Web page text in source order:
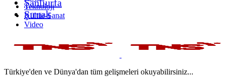
Şanlıurfa
Şırnak
Teknoloji
Kültür-Sanat
Video
Türkiye'den ve Dünya'dan tüm gelişmeleri okuyabilirsiniz...